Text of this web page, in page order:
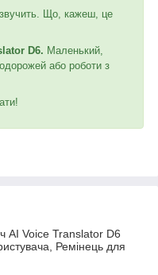
Що, кажеш, це
D6. Маленький,
або роботи з
AI Voice Translator D6
Ремінець для